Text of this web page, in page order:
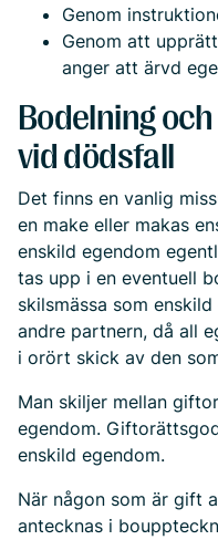
Genom
Genom att
anger att ärvd
Bodelning
vid dödsfall
Det finns en vanlig
en make eller makas
enskild egendom
tas upp i en eventuell
skilsmässa som
andre partnern, då all
i orört skick av den
Man skiljer mellan
egendom.
enskild egendom.
När någon som är gift
antecknas i